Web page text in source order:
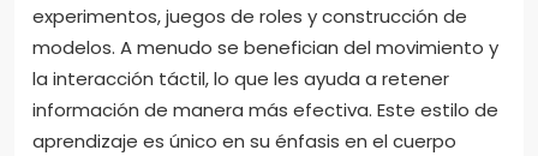
experimentos, juegos de roles y construcción de
modelos. A menudo se benefician del movimiento y
la interacción táctil, lo que les ayuda a retener
información de manera más efectiva. Este estilo de
aprendizaje es único en su énfasis en el cuerpo